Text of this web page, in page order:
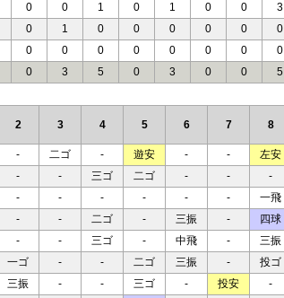
0 0 1 0 1 0 0 3
0 1 0 0 0 0 0 0
0 0 0 0 0 0 0 0
0 3 5 0 3 0 0 5
2 3 4 5 6 7 8
- 二ゴ - 遊安 - - 左安
- - 三ゴ 二ゴ - - -
- - - - - - 一飛
- - 二ゴ - 三振 - 四球
- - 三ゴ - 中飛 - 三振
一ゴ - - 二ゴ 三振 - 投ゴ
三振 - - 三ゴ - 投安 -